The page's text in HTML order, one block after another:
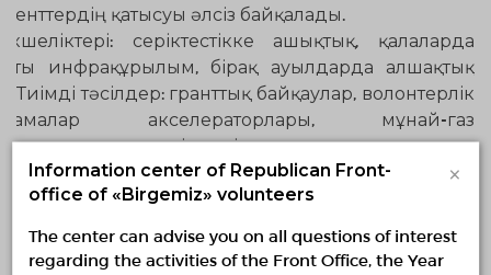
қатысуы әлсіз байқалады.
серіктестікке ашықтық, қалаларда
инфрақұрылым, бірақ ауылдарда алшақтық
Тиімді тәсілдер: гранттық байқаулар, волонтерлік
акселераторлары, мұнай-газ
әріптестік.
Алматы мен Астана: медиаволонтерлік,
Мегаполистерде волонтерлік барған сайын
Information center of Republican Front-
office of «Birgemiz» volunteers
×
The center can advise you on all questions of interest
regarding the activities of the Front Office, the Year